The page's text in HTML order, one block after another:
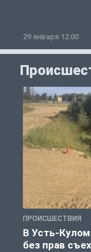
29 января 12:00
ПРОИСШЕСТВИЯ
В Усть-
без прав